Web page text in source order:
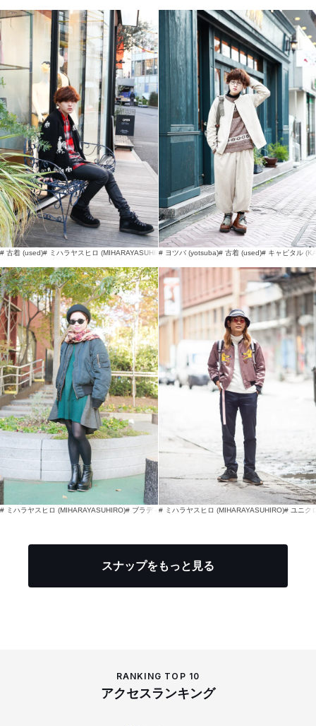
# 古着 (used)# ミハラヤスヒロ (MIHARAYASUHIRO)# MIHARA YASUHIRO
# ヨツバ (yotsuba)# 古着 (used)# キャピタル
# ミハラヤスヒロ (MIHARAYASUHIRO)# ブラディミアカリーヴ (VLADIMIR KARALEEV)# マイキ
# ミハラヤスヒロ (MIHARAYASUHIRO)# ユニク
スナップをもっと見る
RANKING TOP 10
アクセスランキング